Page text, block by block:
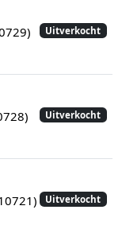
Uitverkocht
Uitverkocht
Uitverkocht